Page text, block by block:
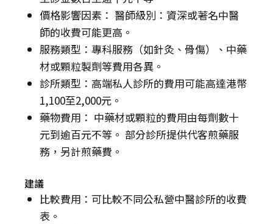
價格影響因素： 醫師級別：資深或著名中醫
師的收費可能更高。
服務類型：專科服務（如針灸、骨傷）、中藥
材或顆粒製劑等費用各異。
診所類型：高端私人診所的費用可能高達港幣
1,100至2,000元。
藥物費用： 中藥材或顆粒的費用由每劑數十
元到逾百元不等。 部分診所提供代客煎藥服
務，另計煎藥費。
建議
比較費用：可比較不同公私營中醫診所的收費
表。